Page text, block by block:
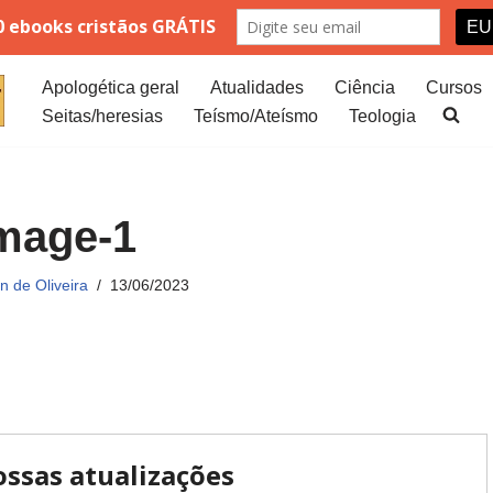
Apologética geral Atualidades Ciência
Cursos
Seitas/heresias
Teísmo/Ateísmo Teologia
1
de Oliveira 13/06/2023